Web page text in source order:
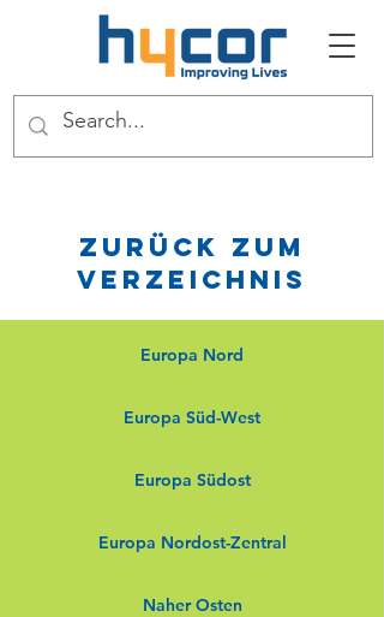
Zurück zum
Verzeichnis
Europa Nord
Europa Süd-West
Europa Südost
Europa Nordost-Zentral
Naher Osten